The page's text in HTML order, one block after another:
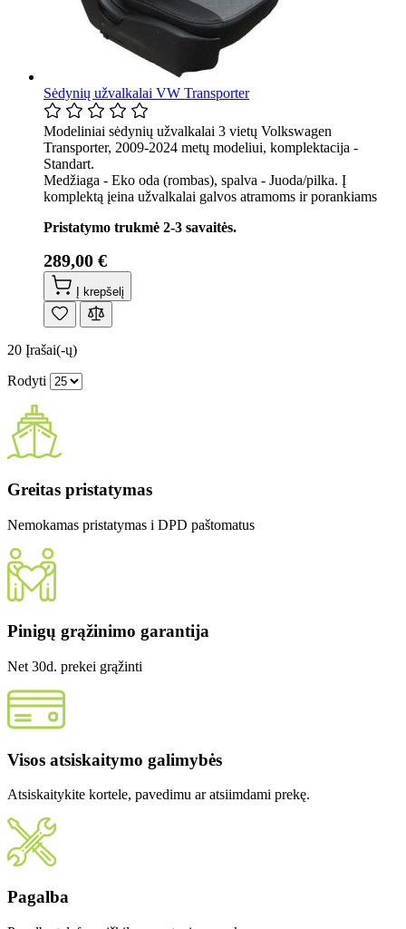
Sėdynių užvalkalai VW Transporter
Modeliniai sėdynių užvalkalai 3 vietų Volkswagen
Transporter, 2009-2024 metų modeliui, komplektacija -
Standart.
Medžiaga - Eko oda (rombas), spalva - Juoda/pilka. Į
komplektą įeina užvalkalai galvos atramoms ir porankiams
Pristatymo trukmė 2-3 savaitės.
289,00 €
Į krepšelį
20 Įrašai(-ų)
Rodyti
Greitas pristatymas
Nemokamas pristatymas i DPD paštomatus
Pinigų grąžinimo garantija
Net 30d. prekei grąžinti
Visos atsiskaitymo galimybės
Atsiskaitykite kortele, pavedimu ar atsiimdami prekę.
Pagalba